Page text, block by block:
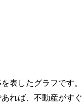
表したグラフです。
れば、不動産がす